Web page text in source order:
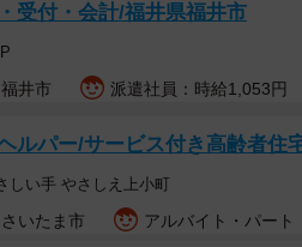
受付・会計/福井県福井市
井市 派遣社員：時給1,053円
ルパー/サービス付き高齢者住
しい手 やさしえ上小町
いたま市 アルバイト・パート